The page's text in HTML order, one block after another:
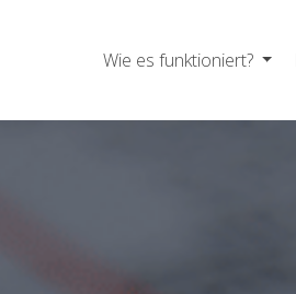
Wie es funktioniert?